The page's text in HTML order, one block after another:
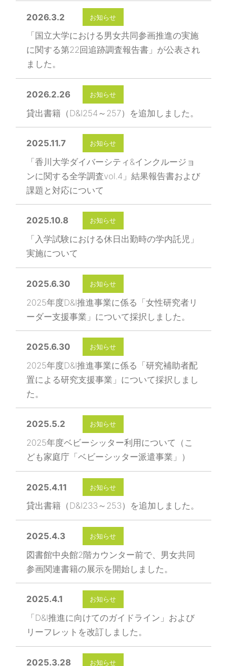
2026.3.2 お知らせ
「国立大学における男女共同参画推進の実施
に関する第22回追跡調査報告書」が公表され
ました。
2026.2.26 お知らせ
貸出書籍（D&I254～257）を追加しました。
2025.11.7 お知らせ
「香川大学ダイバーシティ&インクルージョ
ンに関する全学調査vol.4」結果報告書および
課題と対応について
2025.10.8 お知らせ
「入学試験における休日出勤時の学内託児」
実施について
2025.6.30 お知らせ
2025年度D&I推進事業に係る「女性研究者リ
ーダー支援事業」について採択しました。
2025.6.30 お知らせ
2025年度D&I推進事業に係る「研究補助者配
置による研究支援事業」について採択しまし
た。
2025.5.2 お知らせ
2025年度ベビーシッター利用について（こ
ども家庭庁「ベビーシッター派遣事業」）
2025.4.11 お知らせ
貸出書籍（D&I233～253）を追加しました。
2025.4.3 お知らせ
図書館中央館2階カウンター前で、男女共同
参画関連書籍の展示を開始しました。
2025.4.1 お知らせ
「D&I推進に向けてのガイドライン」および
リーフレットを改訂しました。
2025.3.28 お知らせ